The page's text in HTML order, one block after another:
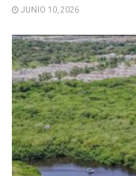
JUNIO 10, 2026